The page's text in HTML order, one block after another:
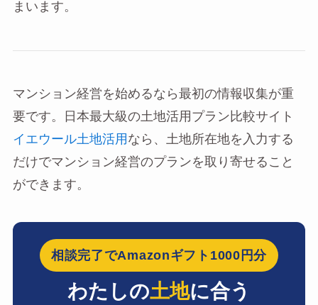
まいます。
マンション経営を始めるなら最初の情報収集が重
要です。日本最大級の土地活用プラン比較サイト
イエウール土地活用 なら、土地所在地を入力する
だけでマンション経営のプランを取り寄せること
ができます。
相談完了でAmazonギフト1000円分
わたしの土地に合う